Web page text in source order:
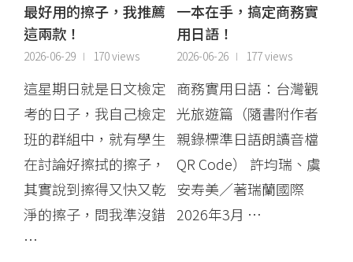
最好用的擦子，我推薦
這兩款！
2026-06-29 170 views
這星期日就是日文檢定
考的日子，我自己檢定
班的群組中，就有學生
在討論好擦拭的擦子，
其實說到擦得又快又乾
淨的擦子，問我準沒錯
…
一本在手，搞定商務實
用日語！
2026-06-26 177 views
商務實用日語：台灣觀
光旅遊篇（隨書附作者
親錄標準日語朗讀音檔
QR Code） 許均瑞、虞
安寿美／著瑞蘭國際
2026年3月 …